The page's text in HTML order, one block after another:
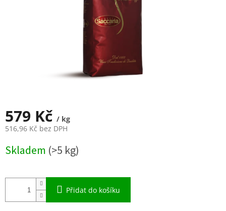
579 Kč / kg
516,96 Kč bez DPH
cena:
Skladem (>5 kg)
Přidat do košíku